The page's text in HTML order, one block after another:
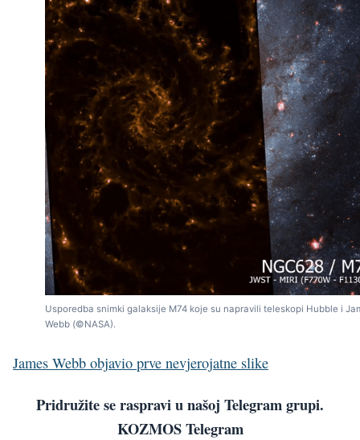
Usporedba snimki galaksije M74 koje su napravili teleskopi Hubble i
Webb (©NASA).
James Webb objavio prve nevjerojatne slike
Pridružite se raspravi u našoj Telegram grupi.
KOZMOS Telegram